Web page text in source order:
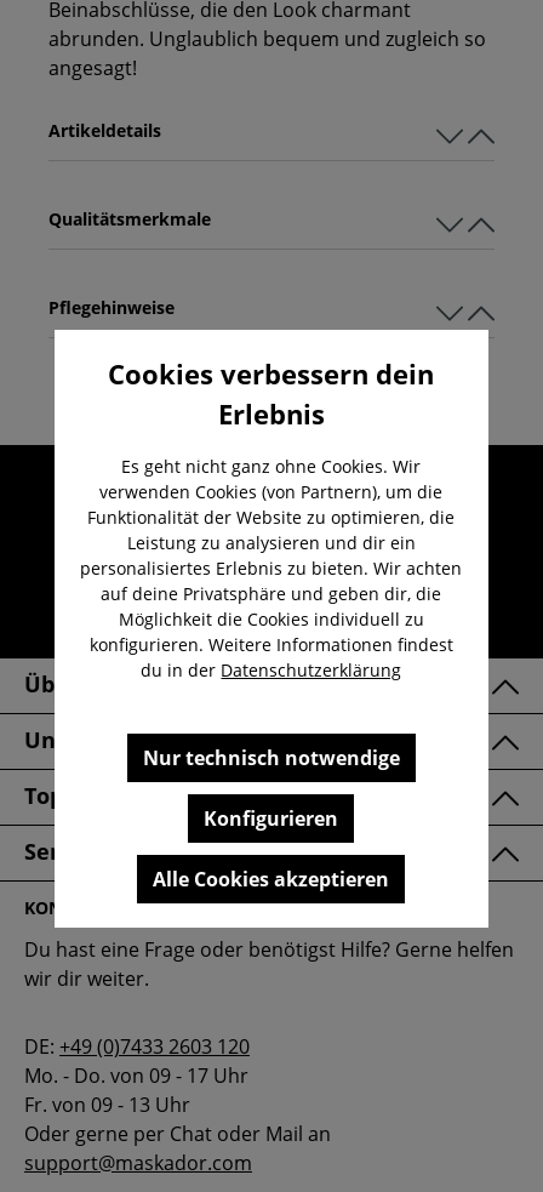
Beinabschlüsse, die den Look charmant
abrunden. Unglaublich bequem und zugleich so
angesagt!
Qualitätsmerkmale
Artikeldetails
Pflegehinweise
Umfangreicher Kundenservice
Kauf auf Rechnung
Kostenloser Versand ab 29,-€
Lieferzeit 1-3 Werktage
30 Tage kostenlose Retoure
Über Uns
Unsere Marken
Top Kategorien
Service & FAQ
KONTAKT
Du hast eine Frage oder benötigst Hilfe? Gerne helfen
wir dir weiter.
DE: +49 (0)7433 2603 120
Mo. - Do. von 09 - 17 Uhr
Fr. von 09 - 13 Uhr
Oder gerne per Chat oder Mail an
support@maskador.com
Cookies verbessern dein
Erlebnis
Es geht nicht ganz ohne Cookies. Wir
verwenden Cookies (von Partnern), um die
Funktionalität der Website zu optimieren, die
Leistung zu analysieren und dir ein
personalisiertes Erlebnis zu bieten. Wir achten
auf deine Privatsphäre und geben dir, die
Möglichkeit die Cookies individuell zu
konfigurieren. Weitere Informationen findest
du in der Datenschutzerklärung
Nur technisch notwendige
Konfigurieren
Alle Cookies akzeptieren